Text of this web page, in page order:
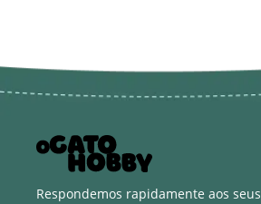
Respondemos rapidamente aos seus